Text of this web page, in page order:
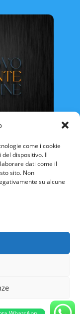
come i cookie
dispositivo. Il
dati come il
sito. Non
su alcune
LIGURIA